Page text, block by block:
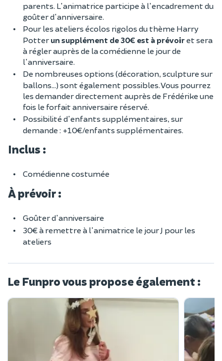
parents. L'animatrice participe à l'encadrement du
goûter d'anniversaire.
Pour les ateliers écolos rigolos du thème Harry
Potter un supplément de 30€ est à prévoiret sera
à régler auprès de la comédienne le jour de
l'anniversaire.
De nombreuses options (décoration, sculpture sur
ballons...) sont également possibles. Vous pourrez
les demander directement auprès de Frédérike une
fois le forfait anniversaire réservé.
Possibilité d'enfants supplémentaires, sur
demande : +10€/enfants supplémentaires.
Inclus :
Comédienne costumée
À prévoir :
Goûter d'anniversaire
30€ à remettre à l'animatrice le jour J pour les
ateliers
Le Funpro vous propose également :